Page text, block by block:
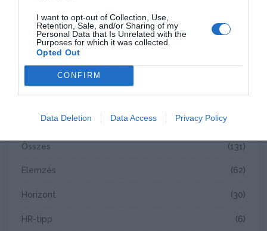
I want to opt-out of Collection, Use,
Retention, Sale, and/or Sharing of my
Personal Data that Is Unrelated with the
Purposes for which it was collected.
Opted Out
CONFIRM
Data Deletion Data Access Privacy Policy
Végletek között a székelyföldi
megyék munkanélküliségi rátája
2025. 10. 31.
Összes (131)
Elemzés (62)
Horizont (30)
HR-tipp (6)